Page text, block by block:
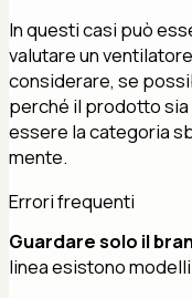
In questi casi può
valutare un
considerare, se
perché il prodotto
essere la categoria
mente.
Errori frequenti
Guardare solo il
linea esistono